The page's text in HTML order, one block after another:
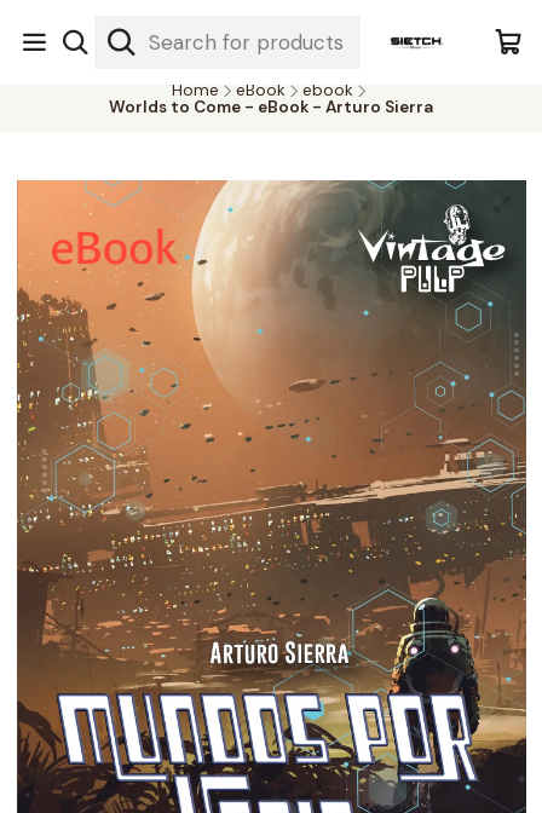
Nuestra librería - Serrano 317 local 3 - Limache.
#SomospartedelSietch
Home eBook
ebook
Worlds to Come - eBook - Arturo Sierra